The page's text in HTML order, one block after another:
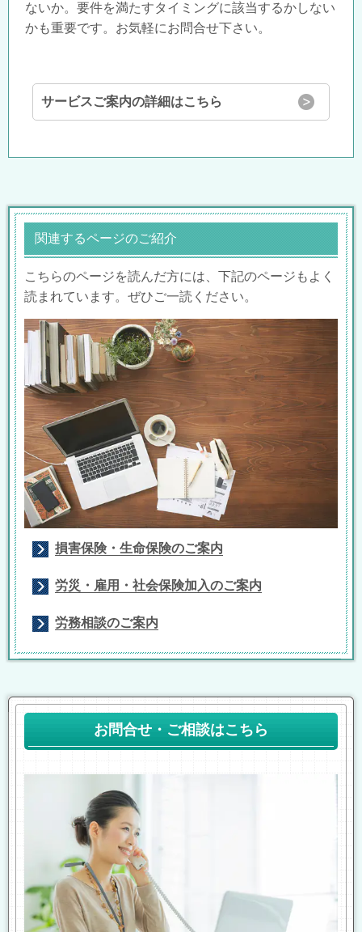
ないか。要件を満たすタイミングに該当するかしない
かも重要です。お気軽にお問合せ下さい。
サービスご案内の詳細はこちら
関連するページのご紹介
こちらのページを読んだ方には、下記のページもよく
読まれています。ぜひご一読ください。
損害保険・生命保険のご案内
労災・雇用・社会保険加入のご案内
労務相談のご案内
お問合せ・ご相談はこちら